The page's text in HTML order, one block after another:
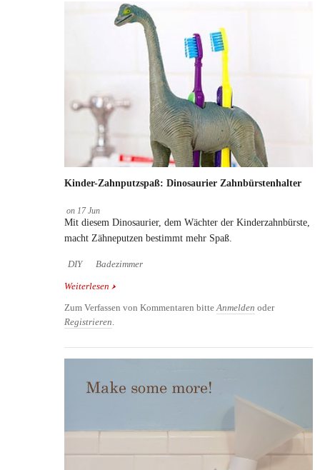
Kinder-Zahnputzspaß: Dinosaurier Zahnbürstenhalter
on 17 Jun
Mit diesem Dinosaurier, dem Wächter der Kinderzahnbürste,
macht Zähneputzen bestimmt mehr Spaß.
DIY Badezimmer
Weiterlesen über Kinder-Zahnputzspaß: Dinosaurier
Zum Verfassen von Kommentaren bitteAnmelden oder
Registrieren.